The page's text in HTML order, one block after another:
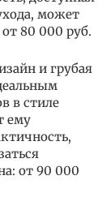
может
80 000 руб.
и грубая
в стиле
ему
от 90 000